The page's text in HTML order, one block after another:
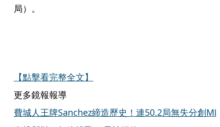
局）。
【點擊看完整全文】
更多鏡報報導
費城人王牌Sanchez締造歷史！連50.2局無失分創